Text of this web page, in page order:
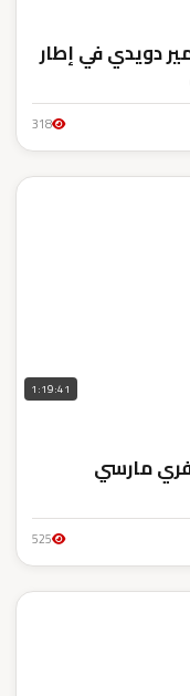
دويدي في إطار
318
1:19:41
للبروفيسور جيفري مارسي
525